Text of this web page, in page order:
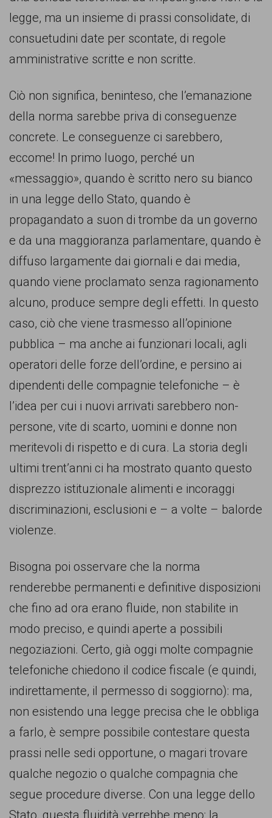
legge, ma un insieme di prassi consolidate, di
consuetudini date per scontate, di regole
amministrative scritte e non scritte.
Ciò non significa, beninteso, che l’emanazione
della norma sarebbe priva di conseguenze
concrete. Le conseguenze ci sarebbero,
eccome! In primo luogo, perché un
«messaggio», quando è scritto nero su bianco
in una legge dello Stato, quando è
propagandato a suon di trombe da un governo
e da una maggioranza parlamentare, quando è
diffuso largamente dai giornali e dai media,
quando viene proclamato senza ragionamento
alcuno, produce sempre degli effetti. In questo
caso, ciò che viene trasmesso all’opinione
pubblica – ma anche ai funzionari locali, agli
operatori delle forze dell’ordine, e persino ai
dipendenti delle compagnie telefoniche – è
l’idea per cui i nuovi arrivati sarebbero non-
persone, vite di scarto, uomini e donne non
meritevoli di rispetto e di cura. La storia degli
ultimi trent’anni ci ha mostrato quanto questo
disprezzo istituzionale alimenti e incoraggi
discriminazioni, esclusioni e – a volte – balorde
violenze.
Bisogna poi osservare che la norma
renderebbe permanenti e definitive disposizioni
che fino ad ora erano fluide, non stabilite in
modo preciso, e quindi aperte a possibili
negoziazioni. Certo, già oggi molte compagnie
telefoniche chiedono il codice fiscale (e quindi,
indirettamente, il permesso di soggiorno): ma,
non esistendo una legge precisa che le obbliga
a farlo, è sempre possibile contestare questa
prassi nelle sedi opportune, o magari trovare
qualche negozio o qualche compagnia che
segue procedure diverse. Con una legge dello
Stato, questa fluidità verrebbe meno: la